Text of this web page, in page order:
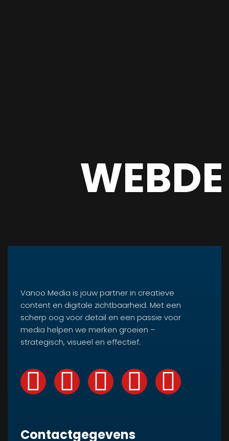
Vanoo Media is jouw partner in creatieve
content en digitale zichtbaarheid. Met een
scherp oog voor detail en een passie voor
media helpen we merken groeien –
strategisch, visueel en effectief.
Contactgegevens